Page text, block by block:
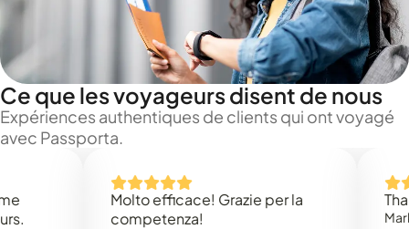
Ce que les voyageurs disent de nous
Expériences authentiques de clients qui ont voyagé
avec Passporta.
Molto efficace! Grazie per la
competenza!
Thank